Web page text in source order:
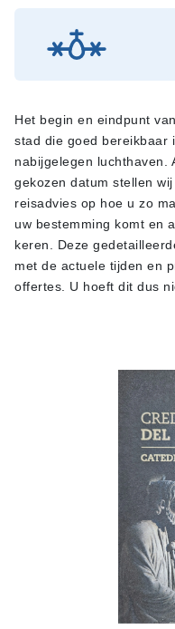
Het begin en eindpunt
stad die goed bereikbaar
nabijgelegen luchthaven.
gekozen datum stellen
reisadvies op hoe u zo
uw bestemming komt en
keren. Deze
met de actuele tijden en
offertes. U hoeft dit dus